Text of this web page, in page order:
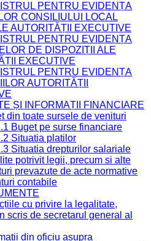
PENTRU EVIDENȚA
CONSILIULUI LOCAL
AUTORITĂȚII EXECUTIVE
PENTRU EVIDENȚA
DE DISPOZIȚII ALE
EXECUTIVE
PENTRU EVIDENȚA
AUTORITĂȚII
ȘI INFORMAȚII FINANCIARE
din toate sursele de venituri
Buget pe surse financiare
Situatia platilor
Situatia drepturilor salariale
potrivit legii, precum si alte
prevazute de acte normative
contabile
cu privire la legalitate,
scris de secretarul general al
din oficiu asupra